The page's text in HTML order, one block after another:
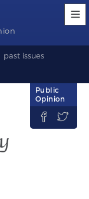
past issues
Public
Opinion
 